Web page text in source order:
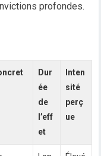
profondes.
Dur
ée
de
l’eff
et
Inten
sité
perç
ue